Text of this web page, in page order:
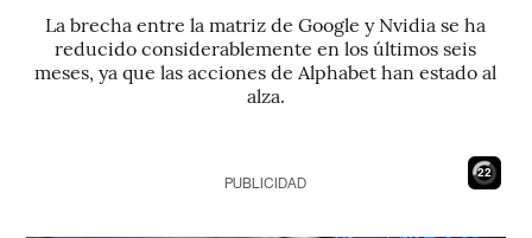
La brecha entre la matriz de Google y Nvidia se ha
reducido considerablemente en los últimos seis
meses, ya que las acciones de Alphabet han estado al
alza.
21
PUBLICIDAD